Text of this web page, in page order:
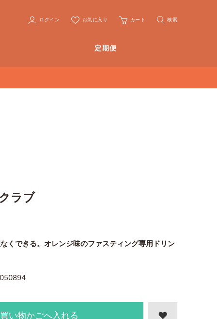
ログイン お気に入り カート 検索
定期便
くできる。オレンジ味のファスティング専用ドリン
ラブ
買い物かごへ入れる